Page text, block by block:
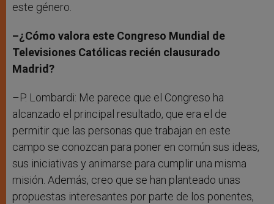
este género.
–¿Cómo valora este Congreso Mundial de
Televisiones Católicas recién clausurado
Madrid?
–P. Lombardi: Me parece que el Congreso ha
alcanzado el principal resultado, que era el de
permitir que las personas que trabajan en este
campo se conozcan para poner en común sus ideas,
sus iniciativas y animarse para cumplir una misma
misión. Además, creo que se han planteado unas
propuestas interesantes por parte de los ponentes,